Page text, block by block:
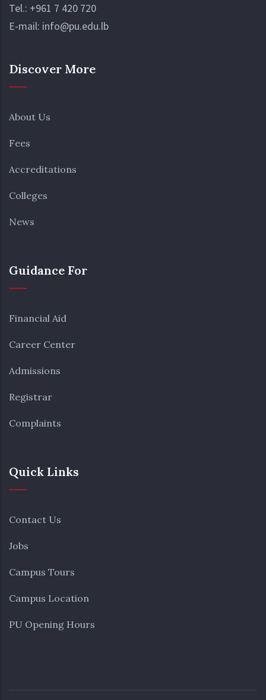
Tel.: +961 7 420 720
E-mail: info@pu.edu.lb
Discover More
About Us
Fees
Accreditations
Colleges
News
Guidance For
Financial Aid
Career Center
Admissions
Registrar
Complaints
Quick Links
Contact Us
Jobs
Campus Tours
Campus Location
PU Opening Hours